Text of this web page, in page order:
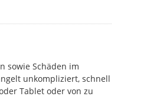
sowie Schäden im
unkompliziert, schnell
Tablet oder von zu